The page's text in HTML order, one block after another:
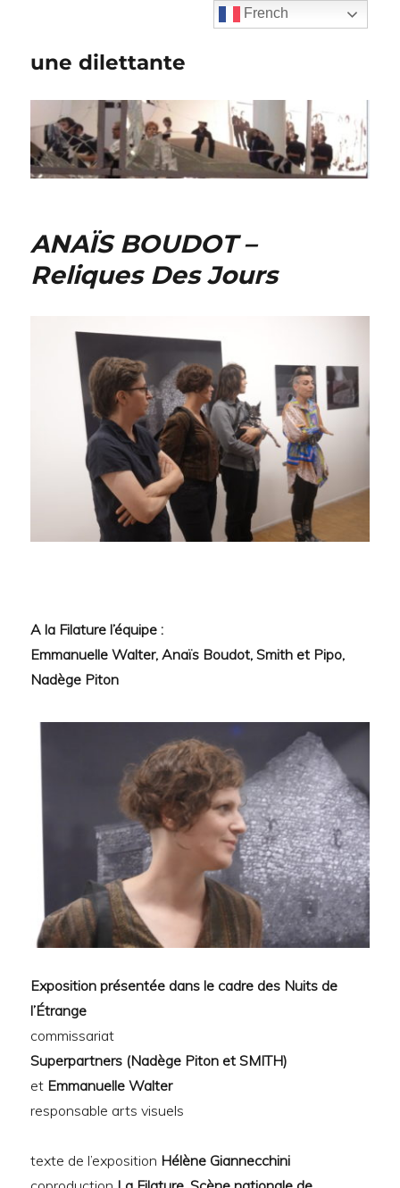
une dilettante
ANAÏS BOUDOT –
Reliques Des Jours
A la Filature l’équipe :
Emmanuelle Walter, Anaïs Boudot, Smith et Pipo,
Nadège Piton
Exposition présentée dans le cadre des Nuits de
l’Étrange
commissariat
Superpartners (Nadège Piton et SMITH)
et Emmanuelle Walter
responsable arts visuels
texte de l’exposition Hélène Giannecchini
French